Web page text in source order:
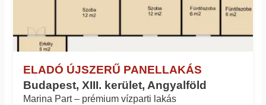
ELADÓ ÚJSZERŰ PANELLAKÁS
Budapest, XIII. kerület, Angyalföld
Marina Part – prémium vízparti lakás